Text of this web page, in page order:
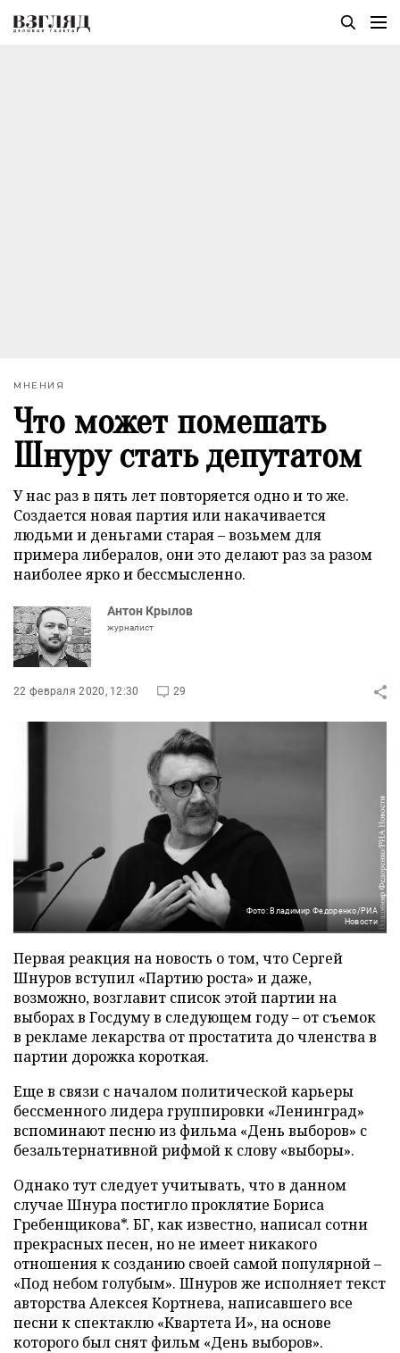
МНЕНИЯ
Что может помешать
Шнуру стать депутатом
У нас раз в пять лет повторяется одно и то же.
Создается новая партия или накачивается
людьми и деньгами старая – возьмем для
примера либералов, они это делают раз за разом
наиболее ярко и бессмысленно.
Антон Крылов
журналист
22 февраля 2020, 12:30 29
Фото: Владимир Федоренко/РИА
Новости
Первая реакция на новость о том, что Сергей
Шнуров вступил «Партию роста» и даже,
возможно, возглавит список этой партии на
выборах в Госдуму в следующем году – от съемок
в рекламе лекарства от простатита до членства в
партии дорожка короткая.
Еще в связи с началом политической карьеры
бессменного лидера группировки «Ленинград»
вспоминают песню из фильма «День выборов» с
безальтернативной рифмой к слову «выборы».
Однако тут следует учитывать, что в данном
случае Шнура постигло проклятие Бориса
Гребенщикова*. БГ, как известно, написал сотни
прекрасных песен, но не имеет никакого
отношения к созданию своей самой популярной –
«Под небом голубым». Шнуров же исполняет текст
авторства Алексея Кортнева, написавшего все
песни к спектаклю «Квартета И», на основе
которого был снят фильм «День выборов».